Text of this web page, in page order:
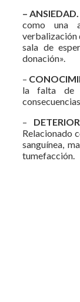
– ANSIEDAD.
como una
verbalización
sala de
donación».
–
la falta de
–
Relacionado
sanguínea,
tumefacción.